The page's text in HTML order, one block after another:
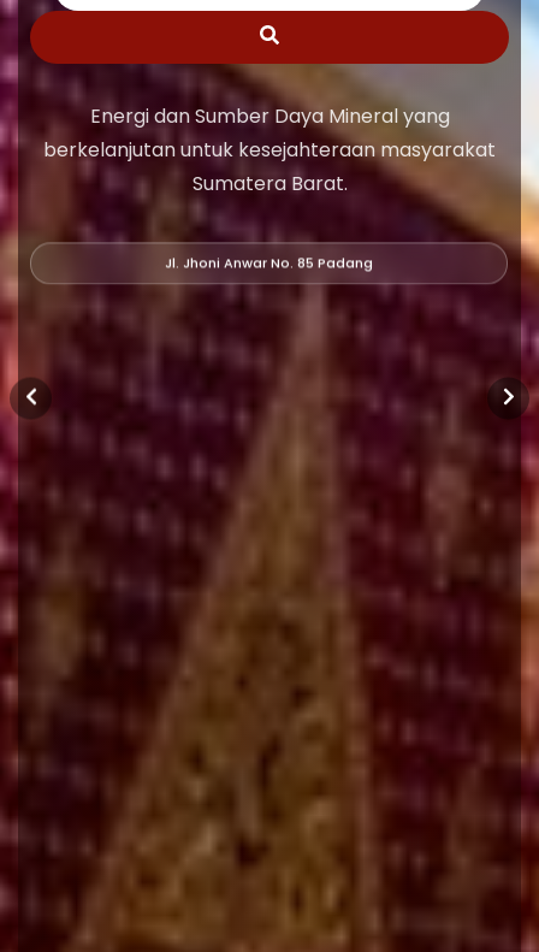
Energi dan Sumber Daya Mineral yang
berkelanjutan untuk kesejahteraan masyarakat
Sumatera Barat.
Jl. Jhoni Anwar No. 85 Padang